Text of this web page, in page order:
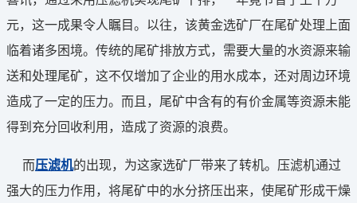
元，这一成果令人瞩目。以往，该黄金选矿厂在尾矿处理上面
临着诸多困境。传统的尾矿排放方式，需要大量的水资源来输
送和处理尾矿，这不仅增加了企业的用水成本，还对周边环境
造成了一定的压力。而且，尾矿中含有的有价金属等资源未能
得到充分回收利用，造成了资源的浪费。
而压滤机的出现，为这家选矿厂带来了转机。压滤机通过
强大的压力作用，将尾矿中的水分挤压出来，使尾矿形成干燥